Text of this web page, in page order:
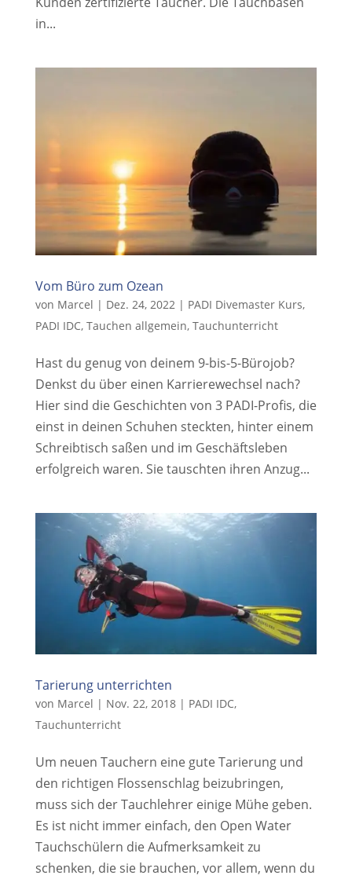
in...
Vom Büro zum Ozean
von Marcel | Dez. 24, 2022| PADI Divemaster Kurs,
PADI IDC, Tauchen allgemein, Tauchunterricht
Hast du genug von deinem 9-bis-5-Bürojob?
Denkst du über einen Karrierewechsel nach?
Hier sind die Geschichten von 3 PADI-Profis, die
einst in deinen Schuhen steckten, hinter einem
Schreibtisch saßen und im Geschäftsleben
erfolgreich waren. Sie tauschten ihren Anzug...
Tarierung unterrichten
von Marcel | Nov. 22, 2018| PADI IDC,
Tauchunterricht
Um neuen Tauchern eine gute Tarierung und
den richtigen Flossenschlag beizubringen,
muss sich der Tauchlehrer einige Mühe geben.
Es ist nicht immer einfach, den Open Water
Tauchschülern die Aufmerksamkeit zu
schenken, die sie brauchen, vor allem, wenn du